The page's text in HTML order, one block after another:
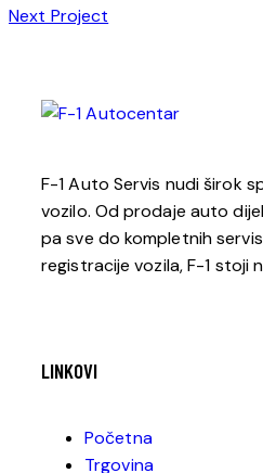
Next Project
F-1 Auto Servis nudi širok
vozilo. Od prodaje auto
pa sve do kompletnih
registracije vozila, F-1 stoji
LINKOVI
Početna
Trgovina